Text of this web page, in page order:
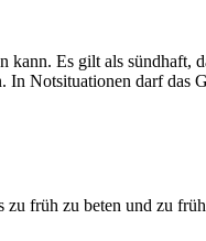
Es gilt als sündhaft,
Notsituationen darf das
früh zu beten und zu